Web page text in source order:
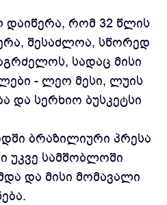
დაიწერა, რომ 32 წლის
შესაძლოა, სწორედ
სადაც მისი
- ლეო მესი, ლუის
და სერხიო ბუსკეტსი
ბრაზილიური პრესა
უკვე სამშობლოში
და მისი მომავალი